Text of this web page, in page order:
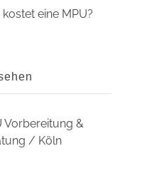
eine MPU?
Vorbereitung &
/ Köln